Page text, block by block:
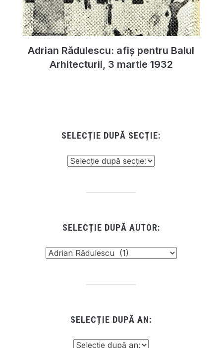
Adrian Rădulescu: afiș pentru Balul
Arhitecturii, 3 martie 1932
SELECȚIE DUPĂ SECȚIE:
SELECȚIE DUPĂ AUTOR:
SELECȚIE DUPĂ AN: